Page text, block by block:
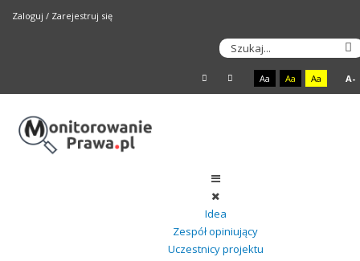
Zaloguj / Zarejestruj się
Aa Aa Aa A-
Idea
Zespół opiniujący
Uczestnicy projektu